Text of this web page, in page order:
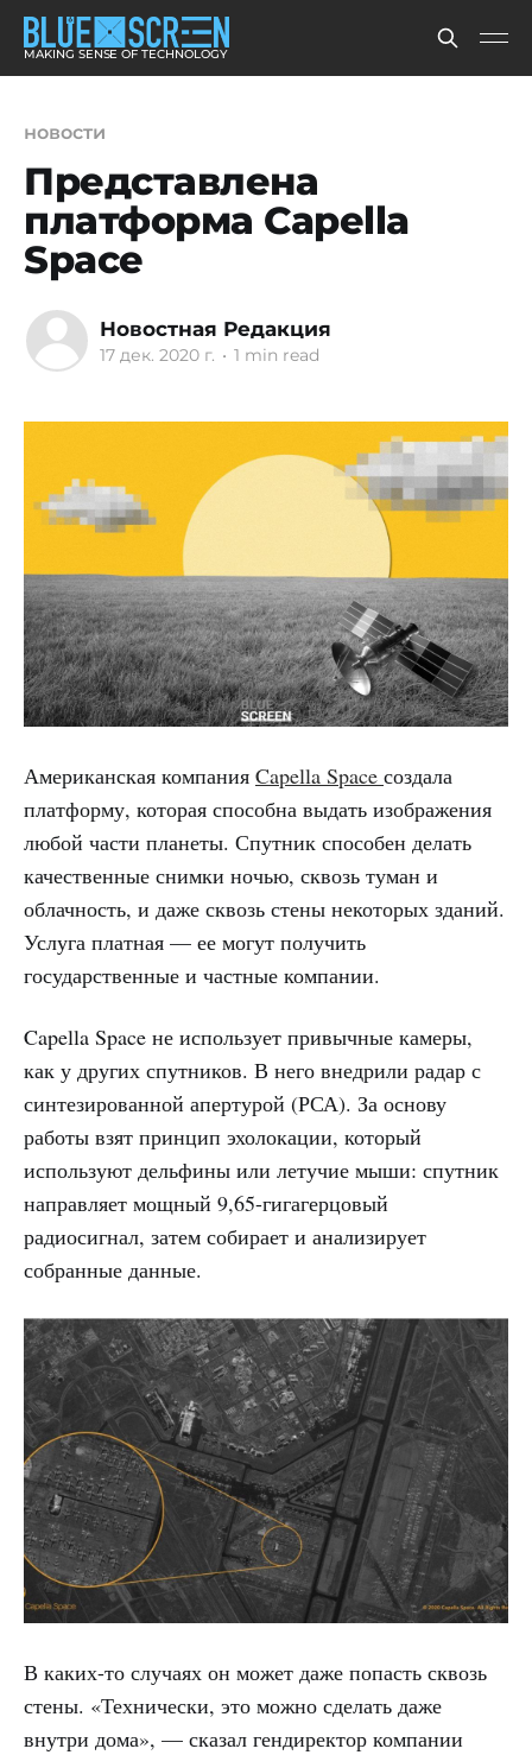
MAKING SENSE OF TECHNOLOGY
новости
Представлена
платформа Capella
Space
Новостная Редакция
17 дек. 2020 г. • 1 min read
Американская компания Capella Space создала
платформу, которая способна выдать изображения
любой части планеты. Спутник способен делать
качественные снимки ночью, сквозь туман и
облачность, и даже сквозь стены некоторых зданий.
Услуга платная — ее могут получить
государственные и частные компании.
Capella Space не использует привычные камеры,
как у других спутников. В него внедрили радар с
синтезированной апертурой (РСА). За основу
работы взят принцип эхолокации, который
используют дельфины или летучие мыши: спутник
направляет мощный 9,65-гигагерцовый
радиосигнал, затем собирает и анализирует
собранные данные.
В каких-то случаях он может даже попасть сквозь
стены. «Технически, это можно сделать даже
внутри дома», — сказал гендиректор компании